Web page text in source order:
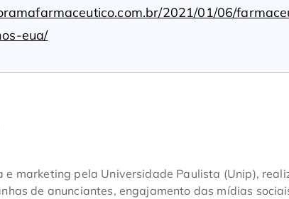
2021/01/06/
eua/
e marketing pela Universidade Paulista (Unip),
de anunciantes, engajamento das mídias